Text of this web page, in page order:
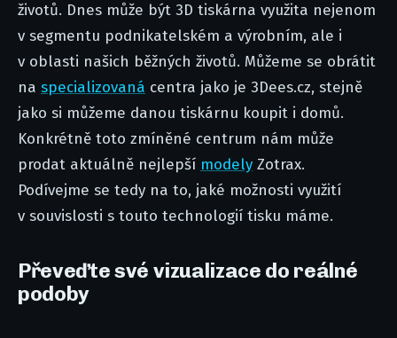
životů. Dnes může být 3D tiskárna využita nejenom
v segmentu podnikatelském a výrobním, ale i
v oblasti našich běžných životů. Můžeme se obrátit
na specializovaná centra jako je 3Dees.cz, stejně
jako si můžeme danou tiskárnu koupit i domů.
Konkrétně toto zmíněné centrum nám může
prodat aktuálně nejlepší modely Zotrax.
Podívejme se tedy na to, jaké možnosti využití
v souvislosti s touto technologií tisku máme.
Převeďte své vizualizace do reálné
podoby